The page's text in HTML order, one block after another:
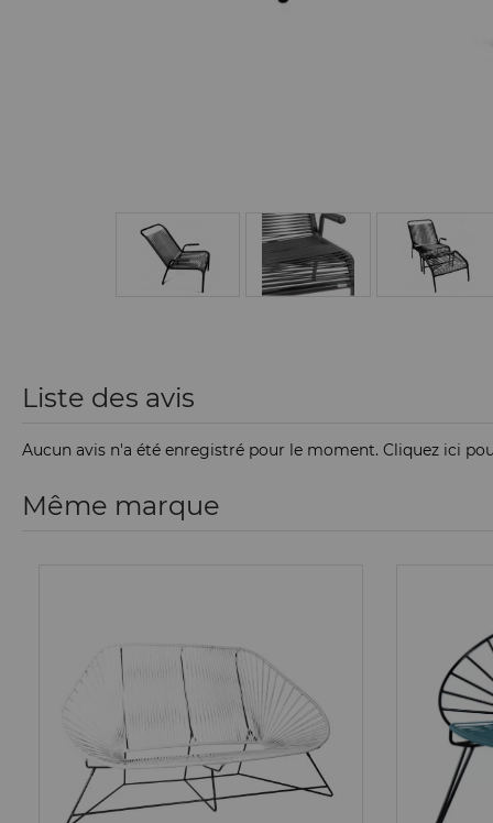
Liste des avis
Aucun avis n'a été enregistré pour le moment. Cliquez ici
Même marque